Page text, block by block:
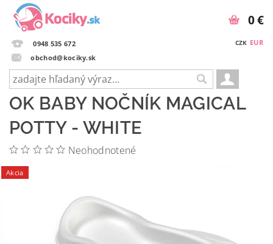
0948 535 672
obchod@kociky.sk
CZK EUR
0 €
OK BABY NOČNÍK MAGICAL
POTTY - WHITE
Neohodnotené
Akcia